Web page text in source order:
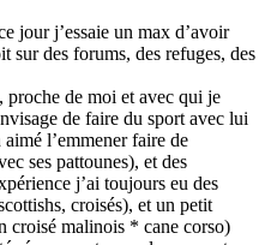
jour j’essaie un max d’avoir
sur des forums, des refuges, des
proche de moi et avec qui je
de faire du sport avec lui
l’emmener faire de
ses pattounes), et des
j’ai toujours eu des
croisés), et un petit
croisé malinois * cane corso)